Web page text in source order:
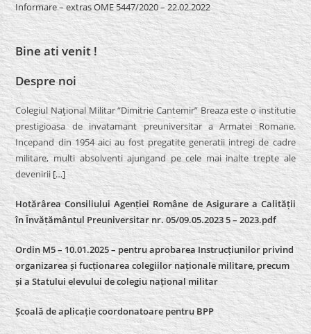
Informare – extras OME 5447/2020 – 22.02.2022
Bine ati venit !
Despre noi
Colegiul Naţional Militar “Dimitrie Cantemir” Breaza este o institutie
prestigioasa de invatamant preuniversitar a Armatei Romane.
Incepand din 1954 aici au fost pregatite generatii intregi de cadre
militare, multi absolventi ajungand pe cele mai inalte trepte ale
devenirii[…]
Hotărârea Consiliului Agenției Române de Asigurare a Calității
în Învățământul Preuniversitar nr. 05/09.05.2023 5 – 2023.pdf
Ordin M5 – 10.01.2025 – pentru aprobarea Instrucțiunilor privind
organizarea și fucționarea colegiilor naționale militare, precum
și a Statului elevului de colegiu național militar
Școală de aplicație coordonatoare pentru BPP